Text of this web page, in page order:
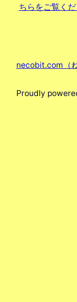
ちらをご覧く
necobit.com（
Proudly